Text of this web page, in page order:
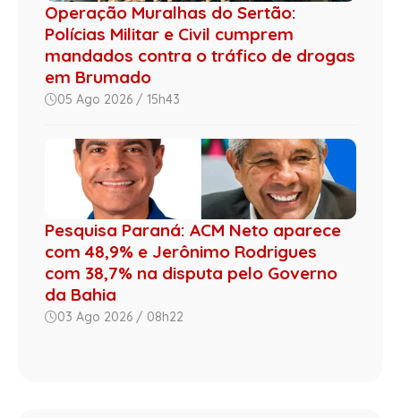
Operação Muralhas do Sertão:
Polícias Militar e Civil cumprem
mandados contra o tráfico de drogas
em Brumado
05 Ago 2026 / 15h43
Pesquisa Paraná: ACM Neto aparece
com 48,9% e Jerônimo Rodrigues
com 38,7% na disputa pelo Governo
da Bahia
03 Ago 2026 / 08h22